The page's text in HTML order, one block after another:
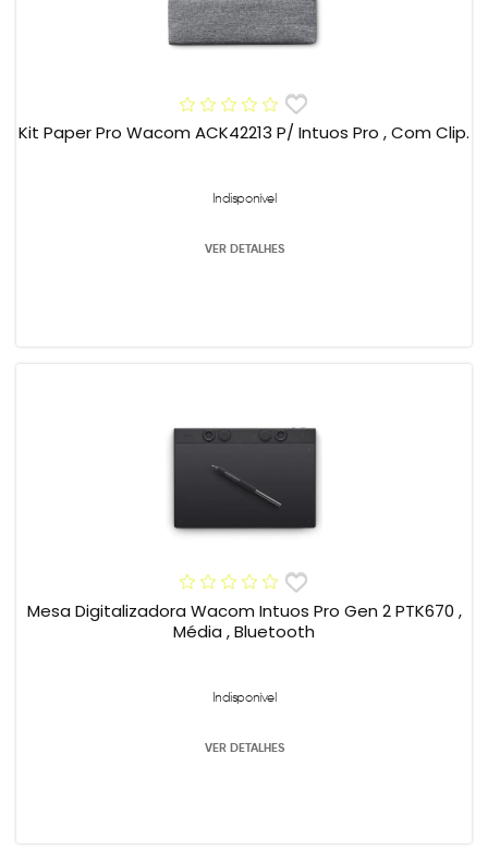
Kit Paper Pro Wacom ACK42213 P/ Intuos Pro , Com Clip.
Indisponível
VER DETALHES
Mesa Digitalizadora Wacom Intuos Pro Gen 2 PTK670 ,
Média , Bluetooth
Indisponível
VER DETALHES